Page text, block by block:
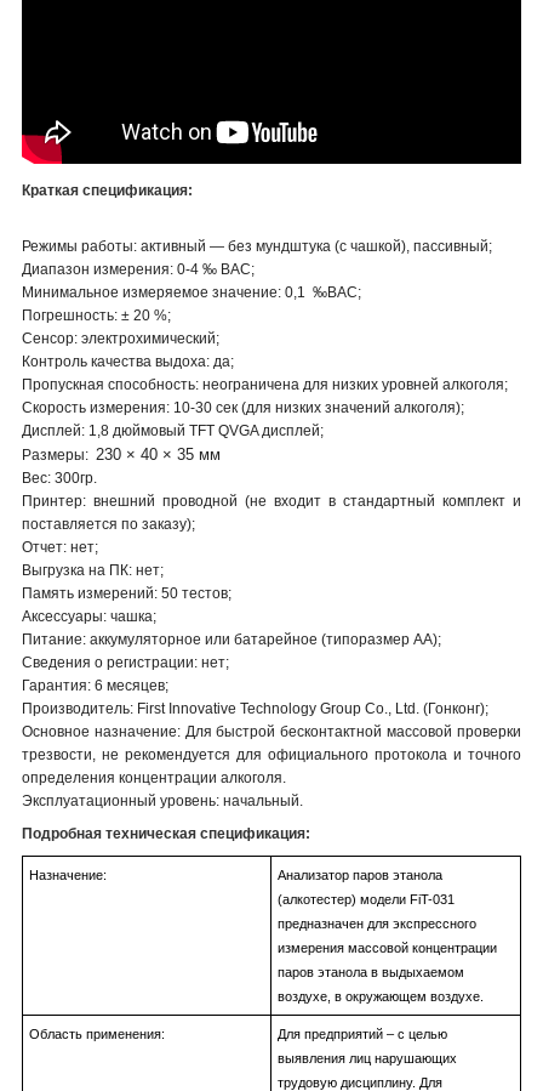
Краткая спецификация:
Режимы работы: активный ― без мундштука (с чашкой) , пассивный;
Диапазон измерения: 0-4 ‰ BAC;
Минимальное измеряемое значение: 0,1 ‰BAC;
Погрешность: ± 20 %;
Сенсор: электрохимический;
Контроль качества выдоха: да;
Пропускная способность: неограничена для низких уровней алкоголя;
Скорость измерения: 10-30 сек (для низких значений алкоголя);
Дисплей: 1,8 дюймовый TFT QVGA дисплей;
Размеры: 230 × 40 × 35 мм
Вес: 300гр.
Принтер: внешний проводной (не входит в стандартный комплект и
поставляется по заказу);
Отчет: нет;
Выгрузка на ПК: нет;
Память измерений: 50 тестов;
Аксессуары: чашка;
Питание: аккумуляторное или батарейное (типоразмер АА);
Сведения о регистрации: нет;
Гарантия: 6 месяцев;
Производитель: First Innovative Technology Group Co., Ltd. (Гонконг);
Основное назначение: Для быстрой бесконтактной массовой проверки
трезвости, не рекомендуется для официального протокола и точного
определения концентрации алкоголя.
Эксплуатационный уровень: начальный.
Подробная техническая спецификация:
Назначение:
Анализатор паров этанола
(алкотестер) модели FiT-031
предназначен для экспрессного
измерения массовой концентрации
паров этанола в выдыхаемом
воздухе, в окружающем воздухе.
Область применения:
Для предприятий – с целью
выявления лиц нарушающих
трудовую дисциплину. Для